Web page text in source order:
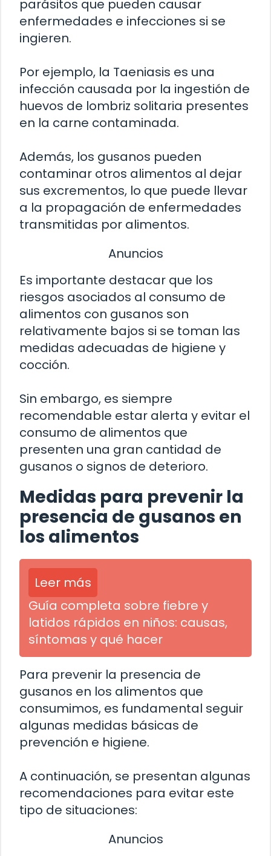
parásitos que pueden causar
enfermedades e infecciones si se
ingieren.
Por ejemplo, la Taeniasis es una
infección causada por la ingestión de
huevos de lombriz solitaria presentes
en la carne contaminada.
Además, los gusanos pueden
contaminar otros alimentos al dejar
sus excrementos, lo que puede llevar
a la propagación de enfermedades
transmitidas por alimentos.
Anuncios
Es importante destacar que los
riesgos asociados al consumo de
alimentos con gusanos son
relativamente bajos si se toman las
medidas adecuadas de higiene y
cocción.
Sin embargo, es siempre
recomendable estar alerta y evitar el
consumo de alimentos que
presenten una gran cantidad de
gusanos o signos de deterioro.
Medidas para prevenir la
presencia de gusanos en
los alimentos
Leer más
Guía completa sobre fiebre y
latidos rápidos en niños: causas,
síntomas y qué hacer
Para prevenir la presencia de
gusanos en los alimentos que
consumimos, es fundamental seguir
algunas medidas básicas de
prevención e higiene.
A continuación, se presentan algunas
recomendaciones para evitar este
tipo de situaciones:
Anuncios